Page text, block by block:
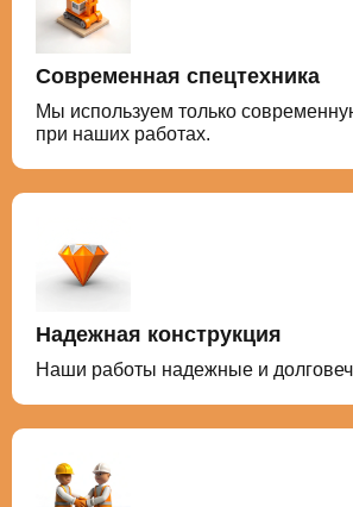
Современная спецтехника
Мы используем только
при наших работах.
Надежная конструкция
Наши работы надежные и